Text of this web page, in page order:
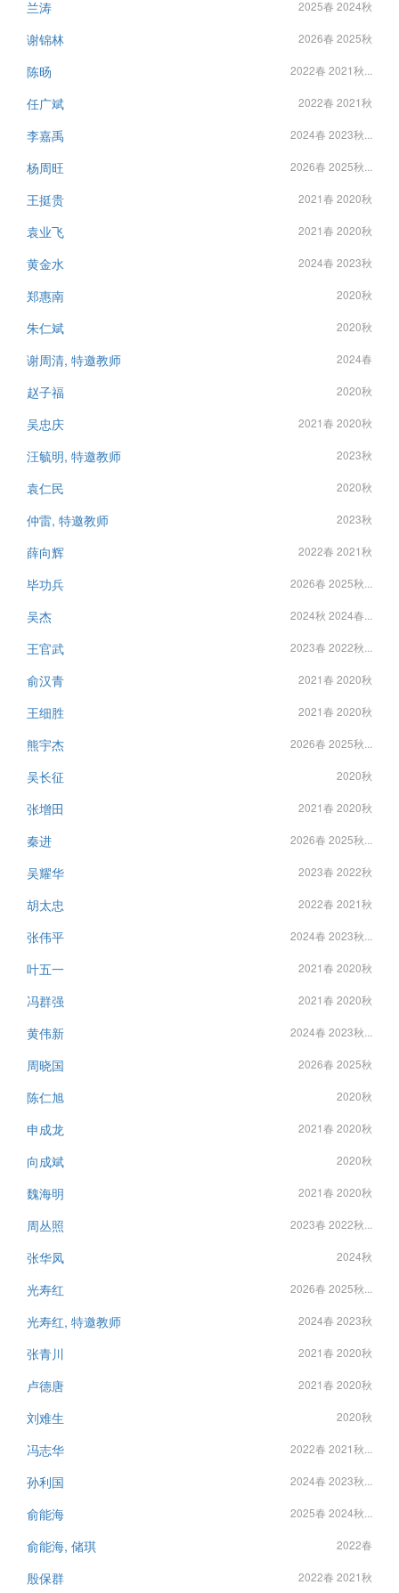
兰涛 2025春 2024秋
谢锦林 2026春 2025秋
陈旸 2022春 2021秋...
任广斌 2022春 2021秋
李嘉禹 2024春 2023秋...
杨周旺 2026春 2025秋...
王挺贵 2021春 2020秋
袁业飞 2021春 2020秋
黄金水 2024春 2023秋
郑惠南 2020秋
朱仁斌 2020秋
谢周清, 特邀教师 2024春
赵子福 2020秋
吴忠庆 2021春 2020秋
汪毓明, 特邀教师 2023秋
袁仁民 2020秋
仲雷, 特邀教师 2023秋
薛向辉 2022春 2021秋
毕功兵 2026春 2025秋...
吴杰 2024秋 2024春...
王官武 2023春 2022秋...
俞汉青 2021春 2020秋
王细胜 2021春 2020秋
熊宇杰 2026春 2025秋...
吴长征 2020秋
张增田 2021春 2020秋
秦进 2026春 2025秋...
吴耀华 2023春 2022秋
胡太忠 2022春 2021秋
张伟平 2024春 2023秋...
叶五一 2021春 2020秋
冯群强 2021春 2020秋
黄伟新 2024春 2023秋...
周晓国 2026春 2025秋
陈仁旭 2020秋
申成龙 2021春 2020秋
向成斌 2020秋
魏海明 2021春 2020秋
周丛照 2023春 2022秋...
张华凤 2024秋
光寿红 2026春 2025秋...
光寿红, 特邀教师 2024春 2023秋
张青川 2021春 2020秋
卢德唐 2021春 2020秋
刘难生 2020秋
冯志华 2022春 2021秋...
孙利国 2024春 2023秋...
俞能海 2025春 2024秋...
俞能海, 储琪 2022春
殷保群 2022春 2021秋